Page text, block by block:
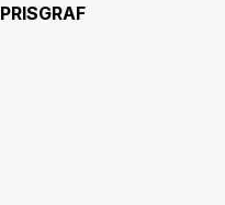
PRISGRAF